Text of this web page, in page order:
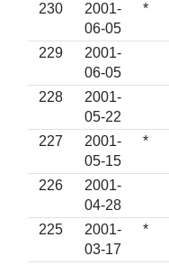
230
2001-
06-05
*
229
2001-
06-05
228
2001-
05-22
227
2001-
05-15
*
226
2001-
04-28
225
2001-
03-17
*